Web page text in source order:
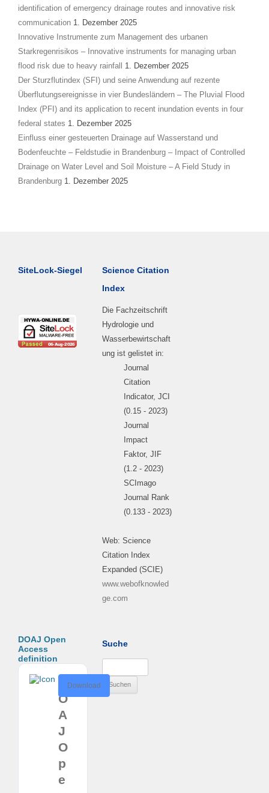
identification of emergency drainage routes and innovative risk
communication 1. Dezember 2025
Innovative Instrumente zum Management des urbanen
Starkregenrisikos – Innovative instruments for managing urban
flood risk due to heavy rainfall
1. Dezember 2025
Der Sturzflutindex (SFI) und seine Anwendung auf rezente
Überflutungsereignisse in vier Bundesländern – The Pluvial Flood
Index (PFI) and its application to recent inundation events in four
federal states 1. Dezember 2025
Einfluss einer gesteuerten Drainage auf Wasserstand und
Bodenfeuchte – Feldstudie in Brandenburg – Impact of Controlled
Drainage on Water Level and Soil Moisture – A Field Study in
Brandenburg 1. Dezember 2025
SiteLock-Siegel
Science Citation
Index
Die Fachzeitschrift
Hydrologie und
Wasserbewirtschaft
ung ist gelistet in:
Journal
Citation
Indicator, JCI
(0.15 - 2023)
Journal
Impact
Faktor, JIF
(1.2 - 2023)
SCImago
Journal Rank
(0.133 - 2023)
Web: Science
Citation Index
Expanded (SCIE)
www.webofknowled
ge.com
DOAJ Open
Access
definition
O
A
J
O
p
e
Download
Suche
nach: